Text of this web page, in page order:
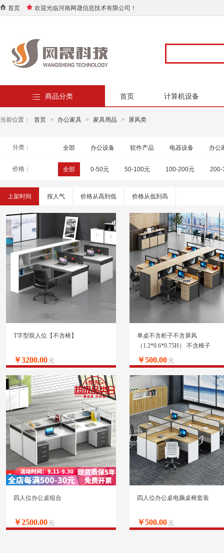
首页 欢迎光临河南网晟信息技术有限公司！
商品分类 首页 计算机设备
当前位置： 首页 > 办公家具 > 家具用品 > 屏风类
分类： 全部 办公设备 软件产品 电器设备 办公
价格： 全部 0-50元 50-100元 100-200元 200-
上架时间 按人气 价格从高到低 价格从低到高
T字型双人位【不含椅】
￥3200.00 元
单桌不含柜子不含屏风
（1.2*0.6*0.75H） 不含椅子
￥500.00 元
四人位办公桌组合
￥2500.00 元
四人位办公桌电脑桌椅套装
￥500.00 元